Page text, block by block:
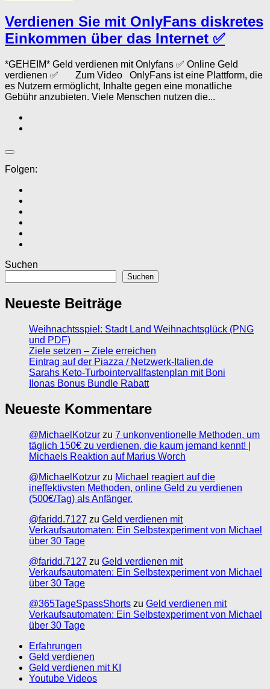
Verdienen Sie mit OnlyFans diskretes
Einkommen über das Internet ✅
*GEHEIM* Geld verdienen mit Onlyfans ✅ Online Geld
verdienen ✅ Zum Video OnlyFans ist eine Plattform, die
es Nutzern ermöglicht, Inhalte gegen eine monatliche
Gebühr anzubieten. Viele Menschen nutzen die...
Folgen:
Suchen
Suchen
Neueste Beiträge
Weihnachtsspiel: Stadt Land Weihnachtsglück (PNG
und PDF)
Ziele setzen – Ziele erreichen
Eintrag auf der Piazza / Netzwerk-Italien.de
Sarahs Keto-Turbointervallfastenplan mit Boni
Ilonas Bonus Bundle Rabatt
Neueste Kommentare
@MichaelKotzur zu 7 unkonventionelle Methoden, um
täglich 150€ zu verdienen, die kaum jemand kennt! |
Michaels Reaktion auf Marius Worch
@MichaelKotzur zu Michael reagiert auf die
ineffektivsten Methoden, online Geld zu verdienen
(500€/Tag) als Anfänger.
@faridd.7127 zu Geld verdienen mit
Verkaufsautomaten: Ein Selbstexperiment von Michael
über 30 Tage
@faridd.7127 zu Geld verdienen mit
Verkaufsautomaten: Ein Selbstexperiment von Michael
über 30 Tage
@365TageSpassShorts zu Geld verdienen mit
Verkaufsautomaten: Ein Selbstexperiment von Michael
über 30 Tage
Erfahrungen
Geld verdienen
Geld verdienen mit KI
Youtube Videos